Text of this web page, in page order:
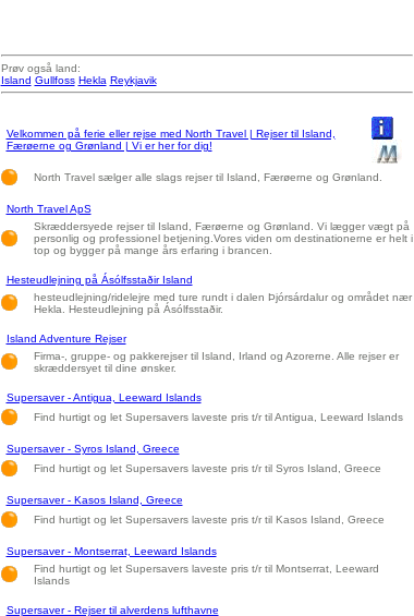
Prøv også land:
Island Gullfoss Hekla Reykjavik
Velkommen på ferie eller rejse med North Travel | Rejser til Island,
Færøerne og Grønland | Vi er her for dig!
North Travel sælger alle slags rejser til Island, Færøerne og Grønland.
North Travel ApS
Skræddersyede rejser til Island, Færøerne og Grønland. Vi lægger vægt på
personlig og professionel betjening.Vores viden om destinationerne er helt i
top og bygger på mange års erfaring i brancen.
Hesteudlejning på Ásólfsstaðir Island
hesteudlejning/ridelejre med ture rundt i dalen Þjórsárdalur og området nær
Hekla. Hesteudlejning på Ásólfsstaðir.
Island Adventure Rejser
Firma-, gruppe- og pakkerejser til Island, Irland og Azorerne. Alle rejser er
skræddersyet til dine ønsker.
Supersaver - Antigua, Leeward Islands
Find hurtigt og let Supersavers laveste pris t/r til Antigua, Leeward Islands
Supersaver - Syros Island, Greece
Find hurtigt og let Supersavers laveste pris t/r til Syros Island, Greece
Supersaver - Kasos Island, Greece
Find hurtigt og let Supersavers laveste pris t/r til Kasos Island, Greece
Supersaver - Montserrat, Leeward Islands
Find hurtigt og let Supersavers laveste pris t/r til Montserrat, Leeward
Islands
Supersaver - Rejser til alverdens lufthavne